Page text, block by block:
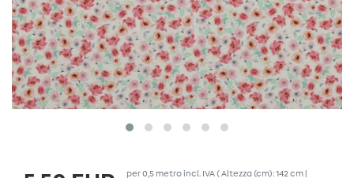
per0,5 metro incl. IVA( Altezza (cm): 142 cm |